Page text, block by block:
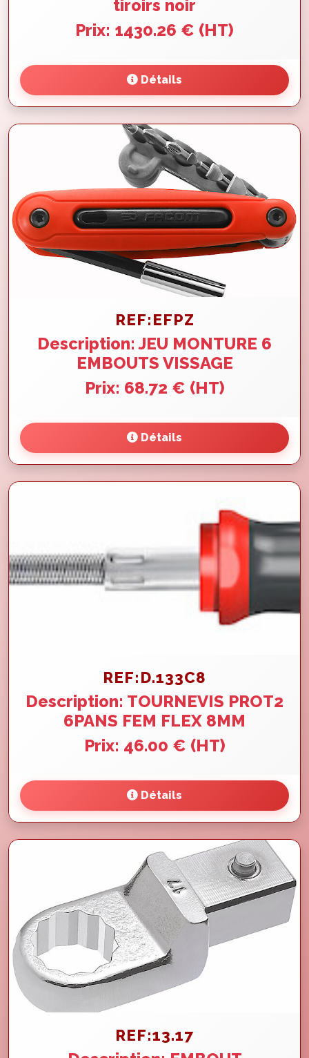
tiroirs noir
Prix: 1430.26 € (HT)
Détails
REF:EFPZ
Description: JEU MONTURE 6
EMBOUTS VISSAGE
Prix: 68.72 € (HT)
Détails
REF:D.133C8
Description: TOURNEVIS PROT2
6PANS FEM FLEX 8MM
Prix: 46.00 € (HT)
Détails
REF:13.17